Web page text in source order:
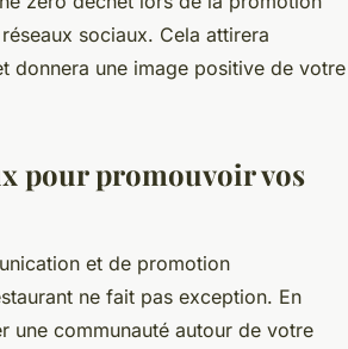
sociaux. Cela attirera
donnera une image positive de votre
pour promouvoir vos
et de promotion
ne fait pas exception. En
une communauté autour de votre